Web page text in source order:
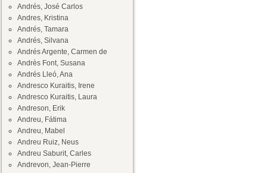
Andrés, José Carlos
Andres, Kristina
Andrés, Tamara
Andrés, Silvana
Andrés Argente, Carmen de
Andrès Font, Susana
Andrés Lleó, Ana
Andresco Kuraitis, Irene
Andresco Kuraitis, Laura
Andreson, Erik
Andreu, Fátima
Andreu, Mabel
Andreu Ruiz, Neus
Andreu Saburit, Carles
Andrevon, Jean-Pierre